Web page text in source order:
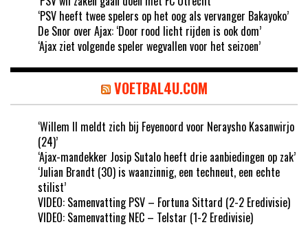
‘PSV heeft twee spelers op het oog als vervanger Bakayoko’
De Snor over Ajax: ‘Door rood licht rijden is ook dom’
‘Ajax ziet volgende speler wegvallen voor het seizoen’
VOETBAL4U.COM
‘Willem II meldt zich bij Feyenoord voor Neraysho Kasanwirjo
(24)’
‘Ajax-mandekker Josip Sutalo heeft drie aanbiedingen op zak’
‘Julian Brandt (30) is waanzinnig, een techneut, een echte
stilist’
VIDEO: Samenvatting PSV – Fortuna Sittard (2-2 Eredivisie)
VIDEO: Samenvatting NEC – Telstar (1-2 Eredivisie)